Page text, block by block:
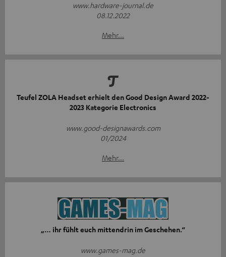
www.hardware-journal.de
08.12.2022
Mehr...
Teufel ZOLA Headset erhielt den Good Design Award 2022-
2023 Kategorie Electronics
www.good-designawards.com
01/2024
Mehr...
„… ihr fühlt euch mittendrin im Geschehen.“
www.games-mag.de